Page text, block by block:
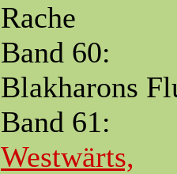
Rache
Band 60:
Blakharons
Band 61:
Westwärts,